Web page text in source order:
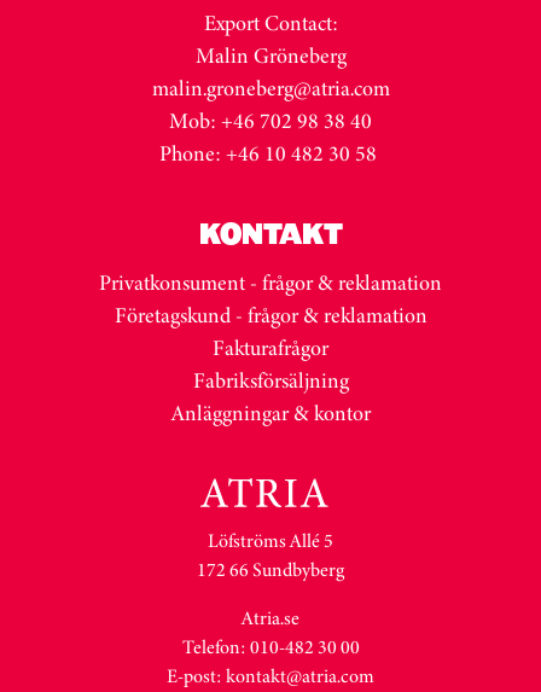
Export Contact:
Malin Gröneberg
malin.groneberg@atria.com
Mob: +46 702 98 38 40
Phone: +46 10 482 30 58
KONTAKT
Privatkonsument - frågor & reklamation
Företagskund - frågor & reklamation
Fakturafrågor
Fabriksförsäljning
Anläggningar & kontor
Löfströms Allé 5
172 66 Sundbyberg
Atria.se
Telefon: 010-482 30 00
E-post: kontakt@atria.com